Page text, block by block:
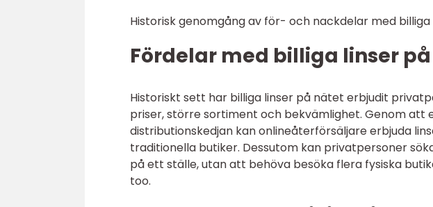
Historisk genomgång av för- och nackdelar med
Fördelar med billiga linser
Historiskt sett har billiga linser på nätet erbjudit
priser, större sortiment och bekvämlighet. Genom att
distributionskedjan kan onlineåterförsäljare erbjuda
traditionella butiker. Dessutom kan privatpersoner
på ett ställe, utan att behöva besöka flera fysiska
too.